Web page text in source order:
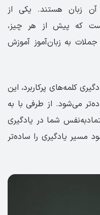
آن زبان هستند. یکی از
که پیش از هر چیز،
جملات به زبان‌آموز آموزش
کلمه‌های پرکاربرد، این
می‌شود. از طرفی با به
شما در یادگیری
مسیر یادگیری را ساده‌تر